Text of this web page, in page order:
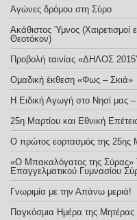
Αγώνες δρόμου στη Σύρο
Ακάθιστος Ύμνος (Χαιρετισμοί
Θεοτόκον)
Προβολή ταινίας «ΔΗΛΟΣ
Ομαδική έκθεση «Φως – Σκιά»
Η Ειδική Αγωγή στο Νησί μας
25η Μαρτίου και Εθνική
Ο πρώτος εορτασμός της 25ης
«Ο Μπακαλόγατος της Σύρας»
Επαγγελματικού Γυμνασίου
Γνωριμία με την Απάνω μεριά!
Παγκόσμια Ημέρα της Μητέρας